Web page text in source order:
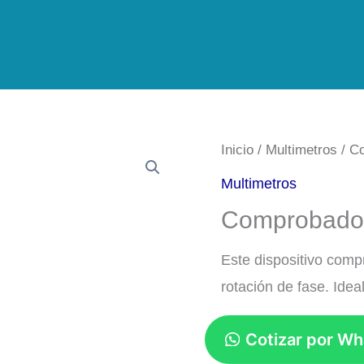
Inicio / Multimetros /
Multimetros
Este dispositivo
rotación de fase.
Cotizar por